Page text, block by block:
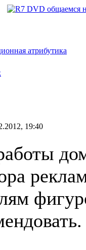
атрибутика
19:40